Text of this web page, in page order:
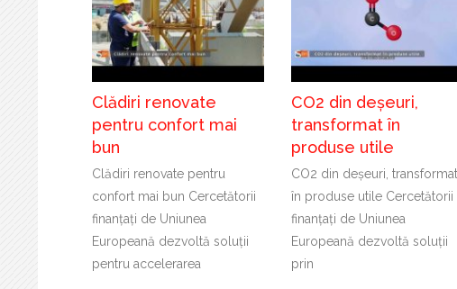
Clădiri renovate
pentru confort mai
bun
Clădiri renovate pentru
confort mai bun Cercetătorii
finanțați de Uniunea
Europeană dezvoltă soluții
pentru accelerarea
CO2 din deșeuri,
transformat în
produse utile
CO2 din deșeuri, transformat
în produse utile Cercetătorii
finanțați de Uniunea
Europeană dezvoltă soluții
prin